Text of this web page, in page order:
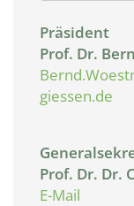
Präsident
Prof. Dr.
giessen.de
Prof. Dr. Dr.
E-Mail